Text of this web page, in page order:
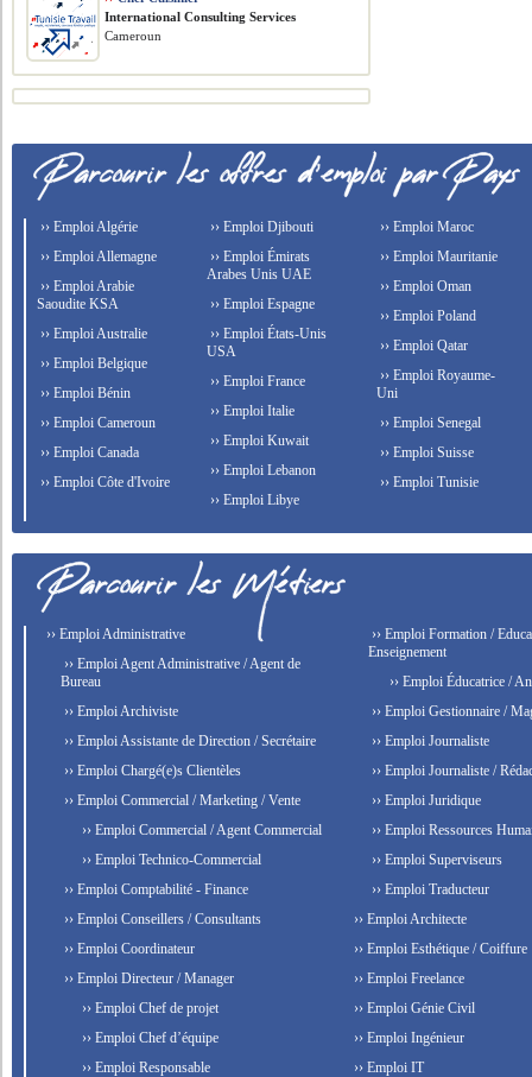
International Consulting Services
Cameroun
›› Emploi Algérie
›› Emploi Allemagne
›› Emploi Arabie
Saoudite KSA
›› Emploi Australie
›› Emploi Belgique
›› Emploi Bénin
›› Emploi Cameroun
›› Emploi Canada
›› Emploi Côte d'Ivoire
›› Emploi Djibouti
›› Emploi Émirats
Arabes Unis UAE
›› Emploi Espagne
›› Emploi États-Unis
USA
›› Emploi France
›› Emploi Italie
›› Emploi Kuwait
›› Emploi Lebanon
›› Emploi Libye
›› Emploi Maroc
›› Emploi Mauritanie
›› Emploi Oman
›› Emploi Poland
›› Emploi Qatar
›› Emploi Royaume-
Uni
›› Emploi Senegal
›› Emploi Suisse
›› Emploi Tunisie
›› Emploi Administrative
›› Emploi Agent Administrative / Agent de
Bureau
›› Emploi Archiviste
›› Emploi Assistante de Direction / Secrétaire
›› Emploi Chargé(e)s Clientèles
›› Emploi Commercial / Marketing / Vente
›› Emploi Commercial / Agent Commercial
›› Emploi Technico-Commercial
›› Emploi Comptabilité - Finance
›› Emploi Conseillers / Consultants
›› Emploi Coordinateur
›› Emploi Directeur / Manager
›› Emploi Chef de projet
›› Emploi Chef d’équipe
›› Emploi Responsable
›› Emploi Formation /
Enseignement
›› Emploi Éducatrice /
›› Emploi Gestionnaire /
›› Emploi Journaliste
›› Emploi Journaliste /
›› Emploi Juridique
›› Emploi Ressources
›› Emploi Superviseurs
›› Emploi Traducteur
›› Emploi Architecte
›› Emploi Esthétique / Coiffure
›› Emploi Freelance
›› Emploi Génie Civil
›› Emploi Ingénieur
›› Emploi IT